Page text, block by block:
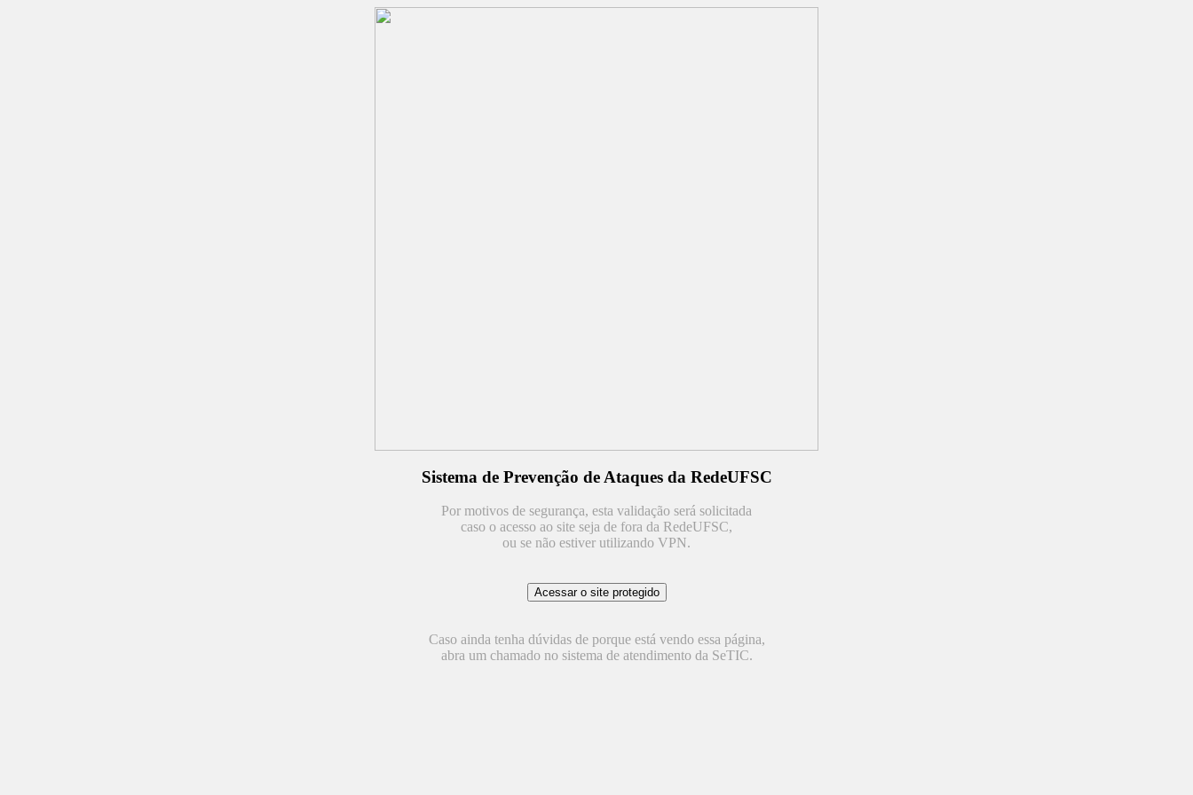
Sistema de Prevenção de Ataques da RedeUFSC
Por motivos de segurança, esta validação será solicitada
caso o acesso ao site seja de fora da RedeUFSC,
ou se não estiver utilizando VPN.
Caso ainda tenha dúvidas de porque está vendo essa página,
abra um chamado no sistema de atendimento da SeTIC.